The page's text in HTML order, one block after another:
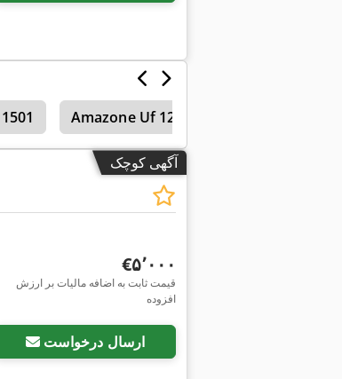
Amazone Uf 1201
آگهی کوچک
‎€۵٬۰۰۰
قیمت ثابت به اضافه مالیات بر ارزش
افزوده
ارسال درخواست